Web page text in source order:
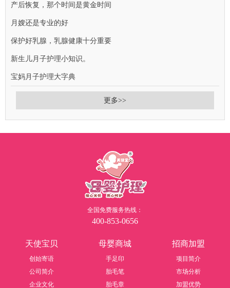
产后恢复，那个时间是黄金时间
月嫂还是专业的好
保护好乳腺，乳腺健康十分重要
新生儿月子护理小知识。
宝妈月子护理大字典
更多>>
全国免费服务热线：
400-853-0656
天使宝贝
创始寄语
公司简介
企业文化
母婴商城
手足印
胎毛笔
胎毛章
招商加盟
项目简介
市场分析
加盟优势